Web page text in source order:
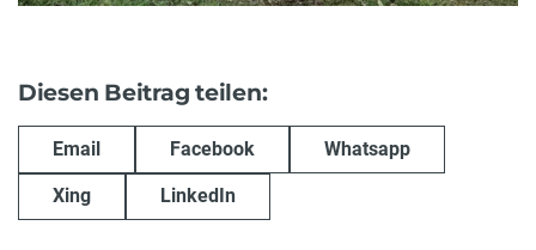
Diesen Beitrag teilen:
Email Facebook Whatsapp
Xing LinkedIn